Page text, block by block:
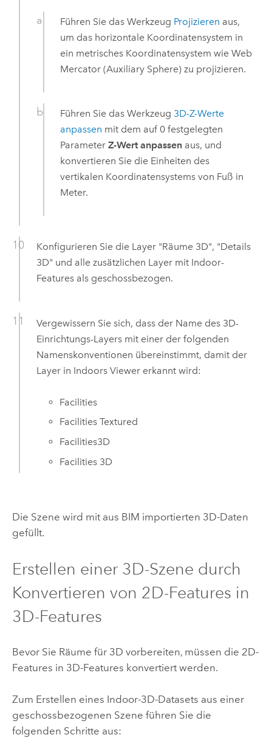
Führen Sie das Werkzeug Projizieren aus,
um das horizontale Koordinatensystem in
ein metrisches Koordinatensystem wie Web
Mercator (Auxiliary Sphere) zu projizieren.
Führen Sie das Werkzeug 3D-Z-Werte
anpassen mit dem auf 0 festgelegten
ParameterZ-Wert anpassen aus, und
konvertieren Sie die Einheiten des
vertikalen Koordinatensystems von Fuß in
Meter.
Konfigurieren Sie die Layer "Räume 3D", "Details
3D" und alle zusätzlichen Layer mit Indoor-
Features als geschossbezogen.
Vergewissern Sie sich, dass der Name des 3D-
Einrichtungs-Layers mit einer der folgenden
Namenskonventionen übereinstimmt, damit der
Layer in Indoors Viewererkannt wird:
Facilities
Facilities Textured
Facilities3D
Facilities 3D
Die Szene wird mit aus BIM importierten 3D-Daten
gefüllt.
Erstellen einer 3D-Szene durch
Konvertieren von 2D-Features in
3D-Features
Bevor Sie Räume für 3D vorbereiten, müssen die 2D-
Features in 3D-Features konvertiert werden.
Zum Erstellen eines Indoor-3D-Datasets aus einer
geschossbezogenen Szene führen Sie die
folgenden Schritte aus: